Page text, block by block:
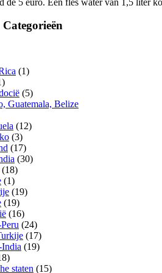
Categorieën
(1)
(5)
Guatemala, Belize
(12)
(3)
(17)
(30)
(18)
(1)
(19)
(19)
(16)
(24)
(17)
(19)
staten (15)